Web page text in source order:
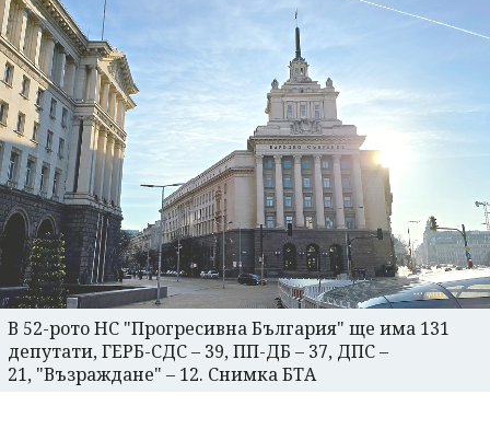
В 52-рото НС "Прогресивна България" ще има 131
депутати, ГЕРБ-СДС – 39, ПП-ДБ – 37, ДПС –
21, "Възраждане" – 12. Снимка БТА